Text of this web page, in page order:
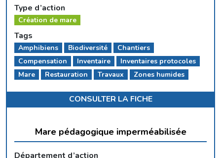
Type d’action
Création de mare
Tags
Amphibiens Biodiversité
Chantiers
Compensation
Inventaire
Inventaires protocoles
Mare
Restauration Travaux Zones humides
CONSULTER LA FICHE
Mare pédagogique imperméabilisée
Département d’action